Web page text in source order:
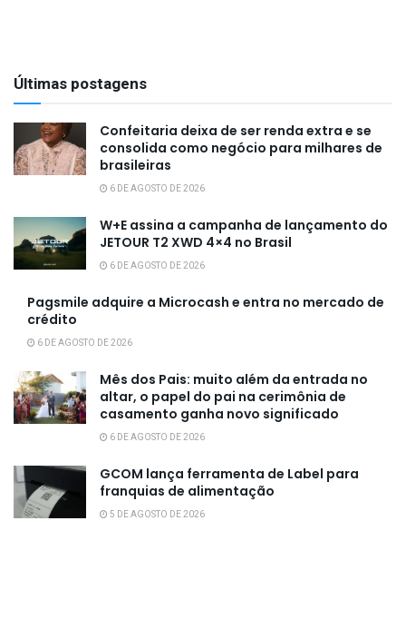
Últimas postagens
Confeitaria deixa de ser renda extra e se
consolida como negócio para milhares de
brasileiras
6 DE AGOSTO DE 2026
W+E assina a campanha de lançamento do
JETOUR T2 XWD 4×4 no Brasil
6 DE AGOSTO DE 2026
Pagsmile adquire a Microcash e entra no mercado de
crédito
6 DE AGOSTO DE 2026
Mês dos Pais: muito além da entrada no
altar, o papel do pai na cerimônia de
casamento ganha novo significado
6 DE AGOSTO DE 2026
GCOM lança ferramenta de Label para
franquias de alimentação
5 DE AGOSTO DE 2026